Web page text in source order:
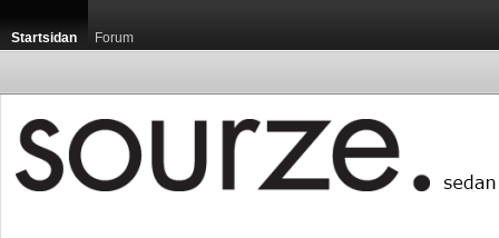
Startsidan Forum